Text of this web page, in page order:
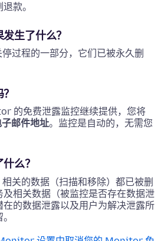
款。
生了什么？
过程的一部分，它们已被永久删
的免费泄露监控继续提供，您将
邮件地址。监控是自动的，无需您
么？
关的数据（扫描和移除）都已被删
及相关数据（被监控是否存在数据泄
的数据泄露以及用户为解决泄露所